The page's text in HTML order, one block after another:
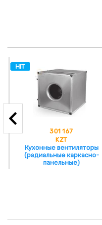
HIT
99 783
KZT
Вентилятор радиальный
среднего давления (ВР 300-
45) VR-280-46